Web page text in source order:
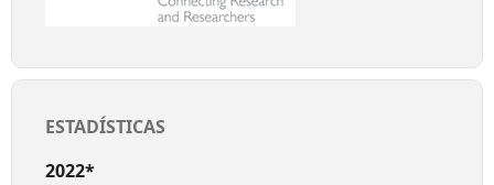
ESTADÍSTICAS
2022*